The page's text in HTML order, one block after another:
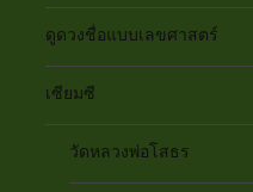
ดูดวงชื่อแบบเลขศาสตร์
เซียมซี
วัดหลวงพ่อโสธร